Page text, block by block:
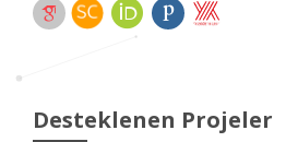
Desteklenen Projeler